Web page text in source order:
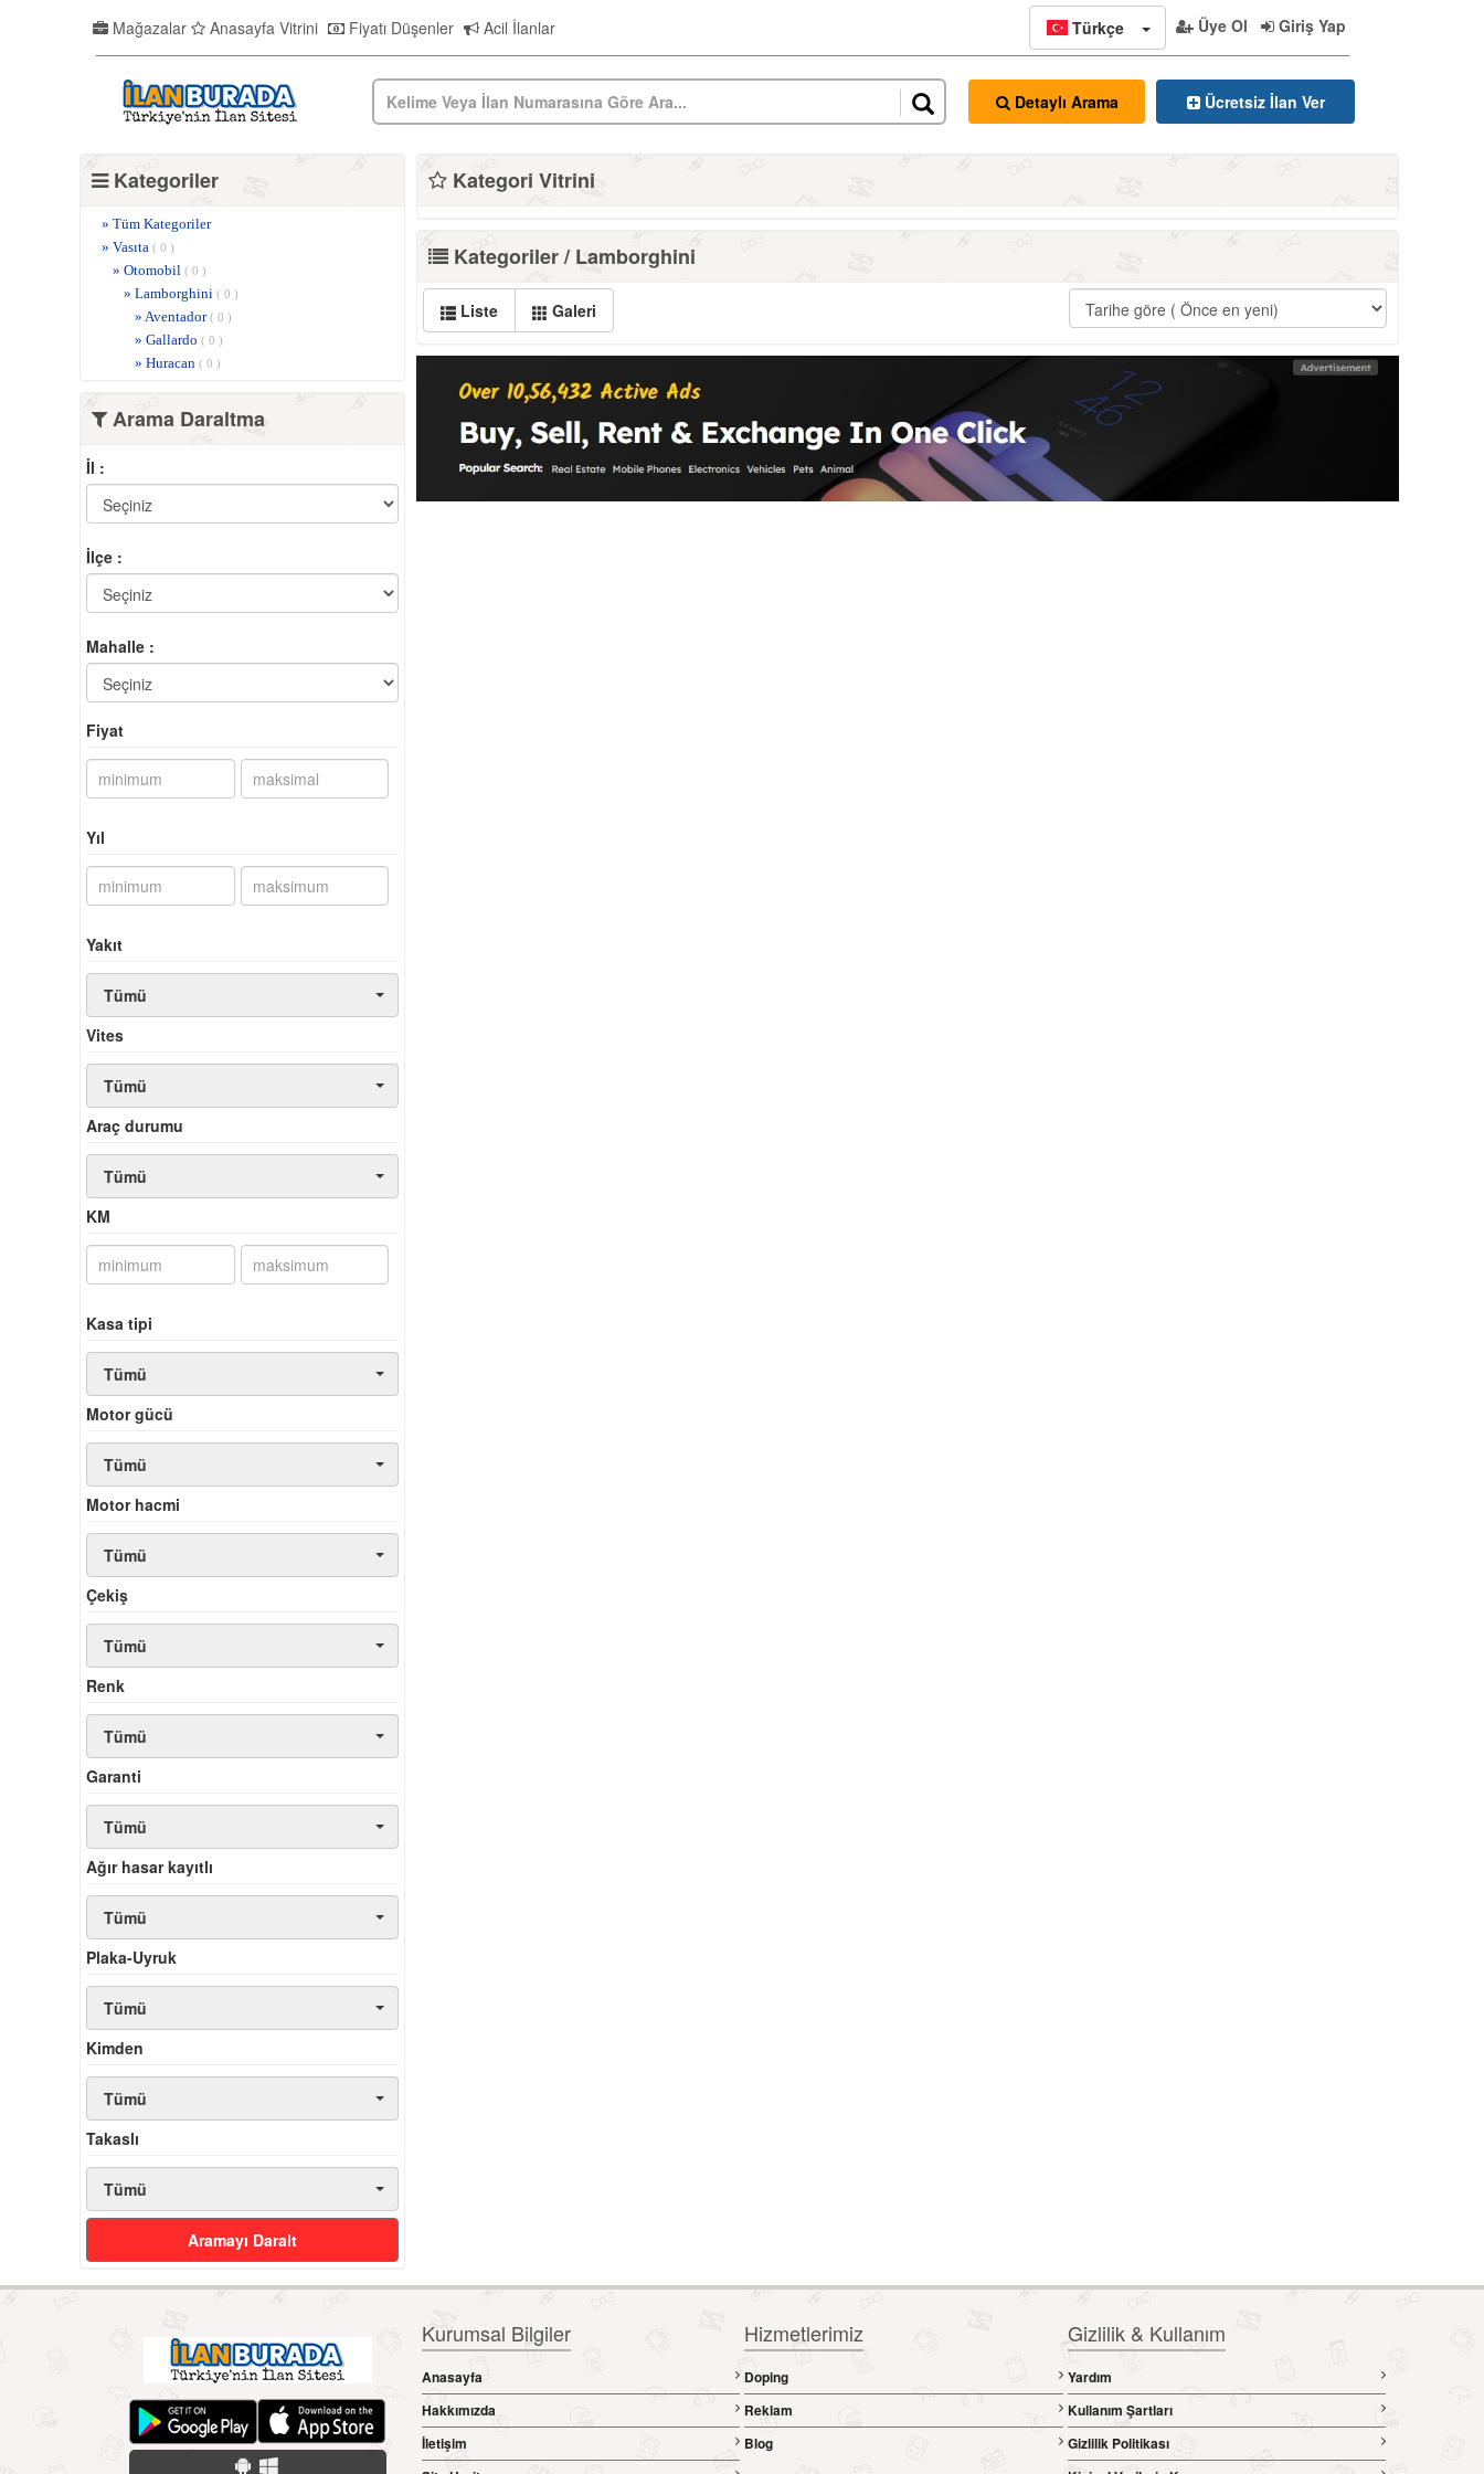
Türkçe Üye Ol Giriş Yap
Mağazalar Anasayfa Vitrini Fiyatı Düşenler Acil İlanlar
Detaylı Arama Ücretsiz İlan Ver
Kategoriler
» Tüm Kategoriler
» Vasıta ( 0 )
» Otomobil ( 0 )
» Lamborghini ( 0 )
» Aventador( 0 )
» Gallardo ( 0 )
» Huracan ( 0 )
Arama Daraltma
İl :
İlçe :
Mahalle :
Fiyat
Yıl
Yakıt
Tümü
Vites
Tümü
Araç durumu
Tümü
KM
Kasa tipi
Tümü
Motor gücü
Tümü
Motor hacmi
Tümü
Çekiş
Tümü
Renk
Tümü
Garanti
Tümü
Ağır hasar kayıtlı
Tümü
Plaka-Uyruk
Tümü
Kimden
Tümü
Takaslı
Tümü
Aramayı Daralt
Kategori Vitrini
Kategoriler / Lamborghini
Liste Galeri
Kurumsal Bilgiler
Anasayfa
Hakkımızda
İletişim
Hizmetlerimiz
Doping
Reklam
Blog
Gizlilik & Kullanım
Yardım
Kullanım Şartları
Gizlilik Politikası